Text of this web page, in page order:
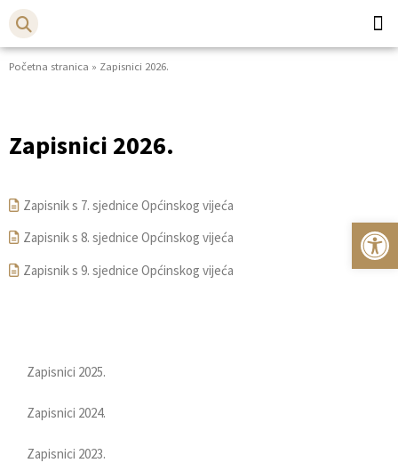
Početna stranica » Zapisnici 2026.
Zapisnici 2026.
Zapisnik s 7. sjednice Općinskog vijeća
Zapisnik s 8. sjednice Općinskog vijeća
Zapisnik s 9. sjednice Općinskog vijeća
Zapisnici 2025.
Zapisnici 2024.
Zapisnici 2023.